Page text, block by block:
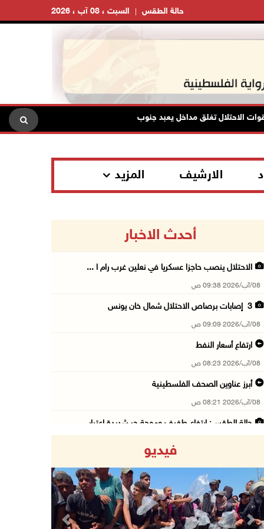
السبت ، 08 آب ، 2026 حالة الطقس
تغلق مداخل يعبد جنوب غرب جنين تواصل انتهاكات
الارشيف المزيد
أحدث الاخبار
الاحتلال ينصب حاجزا عسكريا في نعلين غرب رام ا ...
08/آب/2026 09:38 ص
3 إصابات برصاص الاحتلال شمال خان يونس
08/آب/2026 09:09 ص
ارتفاع أسعار النفط
08/آب/2026 08:23 ص
أبرز عناوين الصحف الفلسطينية
08/آب/2026 08:21 ص
حالة الطقس: ارتفاع طفيف وموجة حر شديدة اعتبار ...
08/آب/2026 12:01 ص
قوات الاحتلال تقتحم بيت فجار جنوب بيت لحم
07/آب/2026 11:49 م
فيديو
Previous Next